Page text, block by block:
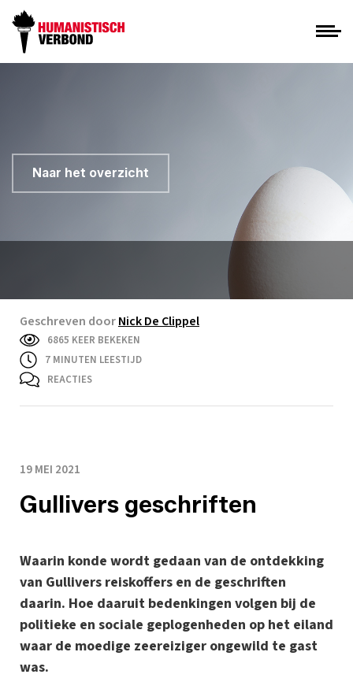
Naar het overzicht
Geschreven doorNick De Clippel
6865 KEER BEKEKEN
7 MINUTEN LEESTIJD
REACTIES
19 MEI 2021
Gullivers geschriften
Waarin konde wordt gedaan van de ontdekking
van Gullivers reiskoffers en de geschriften
daarin. Hoe daaruit bedenkingen volgen bij de
politieke en sociale geplogenheden op het eiland
waar de moedige zeereiziger ongewild te gast
was.